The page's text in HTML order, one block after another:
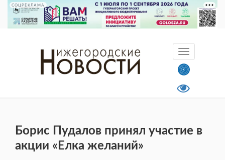
СОЦРЕКЛАМА
Борис Пудалов принял участие в
акции «Елка желаний»